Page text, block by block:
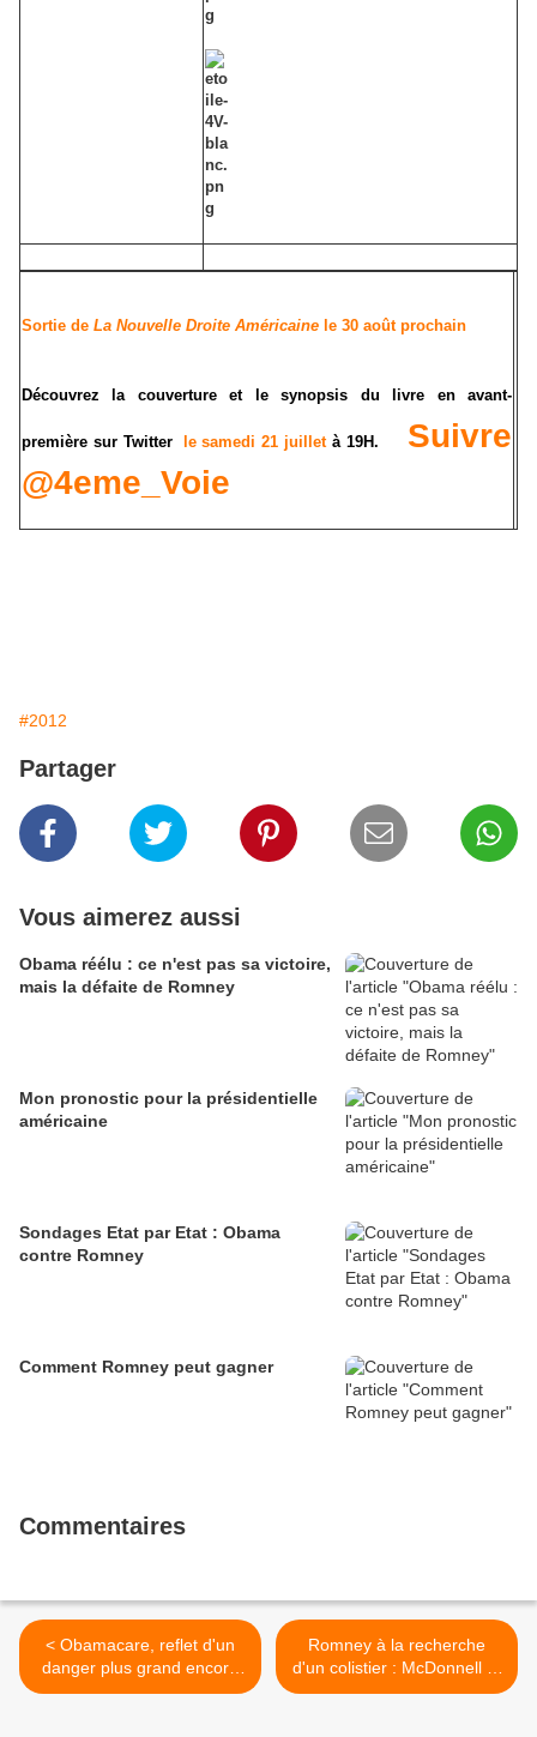
Sortie de La Nouvelle Droite Américaine le 30 août prochain
Découvrez la couverture et le synopsis du livre en avant-
première sur Twitter le samedi 21 juilletà 19H. Suivre
@4eme_Voie
#2012
Partager
Vous aimerez aussi
Obama réélu : ce n'est pas sa victoire,
mais la défaite de Romney
Mon pronostic pour la présidentielle
américaine
Sondages Etat par Etat : Obama
contre Romney
Comment Romney peut gagner
Commentaires
< Obamacare, reflet d'un
danger plus grand encore
pour les républicains en
Romney à la recherche
d'un colistier : McDonnell et
Pawlenty (3/5) >